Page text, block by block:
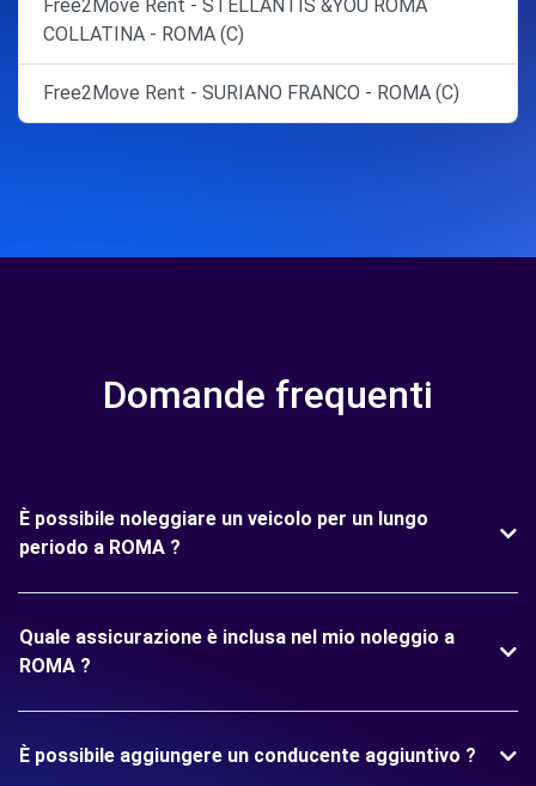
Free2Move Rent - STELLANTIS &YOU ROMA
COLLATINA - ROMA (C)
Free2Move Rent - SURIANO FRANCO - ROMA (C)
Domande frequenti
È possibile noleggiare un veicolo per un lungo
periodo a ROMA ?
Quale assicurazione è inclusa nel mio noleggio a
ROMA ?
È possibile aggiungere un conducente aggiuntivo ?